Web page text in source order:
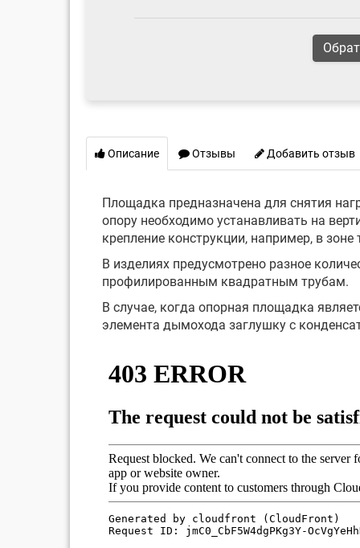
Описание Отзывы Добавить отзыв
Площадка предназначена для снятия
опору необходимо устанавливать на
крепление конструкции, например, в зоне
В изделиях предусмотрено разное
профилированным квадратным трубам.
В случае, когда опорная площадка
элемента дымохода заглушку с